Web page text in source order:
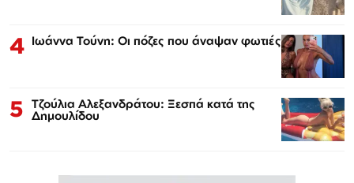
4 Ιωάννα Τούνη: Οι πόζες που άναψαν φωτιές
5 Τζούλια Αλεξανδράτου: Ξεσπά κατά της
Δημουλίδου